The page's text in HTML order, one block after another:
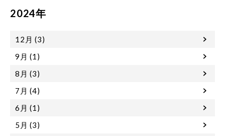
2024年
12月 (3)
9月 (1)
8月 (3)
7月 (4)
6月 (1)
5月 (3)